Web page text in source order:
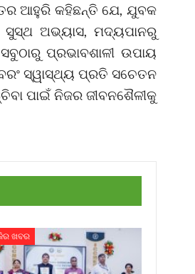
ଆହୁରି କହିଛନ୍ତି ଯେ, ଯୁବକ
ସୁସ୍ଥ ଅଭ୍ୟାସ, ମଦ୍ୟପାନରୁ
ପ୍ରଭାବଶାଳୀ ଉପାୟ
ସ୍ୱାସ୍ଥ୍ୟ ପ୍ରତି ସଚେତନ
ପାଇଁ ନିଜର ଜୀବନଶୈଳୀକୁ
ଖବର